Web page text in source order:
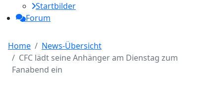
Startbilder
Forum
Home
News-Übersicht
CFC lädt seine Anhänger am Dienstag zum
Fanabend ein